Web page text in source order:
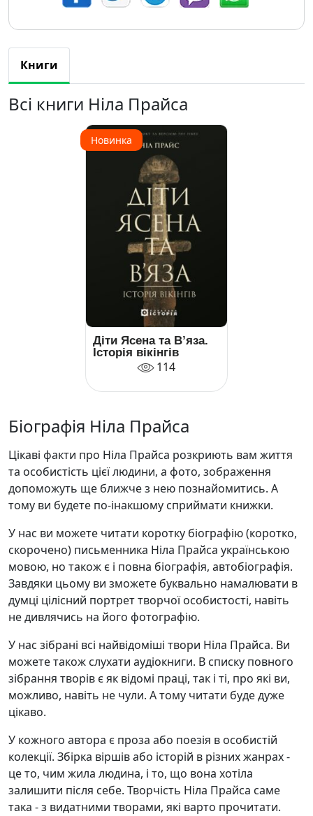
Книги
Всі книги Ніла Прайса
Новинка
Діти Ясена та В’яза.
Історія вікінгів
114
Біографія Ніла Прайса
Цікаві факти про Ніла Прайса розкриють вам життя
та особистість цієї людини, а фото, зображення
допоможуть ще ближче з нею познайомитись. А
тому ви будете по-інакшому сприймати книжки.
У нас ви можете читати коротку біографію (коротко,
скорочено) письменника Ніла Прайса українською
мовою, но також є і повна біографія, автобіографія.
Завдяки цьому ви зможете буквально намалювати в
думці цілісний портрет творчої особистості, навіть
не дивлячись на його фотографію.
У нас зібрані всі найвідоміші твори Ніла Прайса. Ви
можете також слухати аудіокниги. В списку повного
зібрання творів є як відомі праці, так і ті, про які ви,
можливо, навіть не чули. А тому читати буде дуже
цікаво.
У кожного автора є проза або поезія в особистій
колекції. Збірка віршів або історій в різних жанрах -
це то, чим жила людина, і то, що вона хотіла
залишити після себе. Творчість Ніла Прайса саме
така - з видатними творами, які варто прочитати.